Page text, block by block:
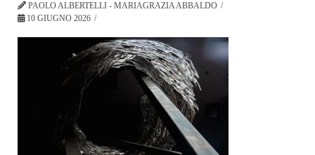
PAOLO ALBERTELLI - MARIAGRAZIA ABBALDO
10 GIUGNO 2026